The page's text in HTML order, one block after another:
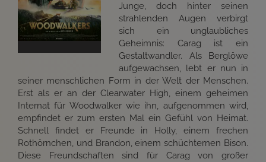
Junge, doch hinter seinen
strahlenden Augen verbirgt
sich ein unglaubliches
Geheimnis: Carag ist ein
Gestaltwandler. Als Berglöwe
aufgewachsen, lebt er nun in
seiner menschlichen Form in der Welt der Menschen.
Erst als er an der Clearwater High, einem geheimen
Internat für Woodwalker wie ihn, aufgenommen wird,
empfindet er zum ersten Mal ein Gefühl von Heimat.
Schnell findet er Freunde in Holly, einem frechen
Rothörnchen, und Brandon, einem schüchternen Bison.
Diese Freundschaften sind für Carag von großer